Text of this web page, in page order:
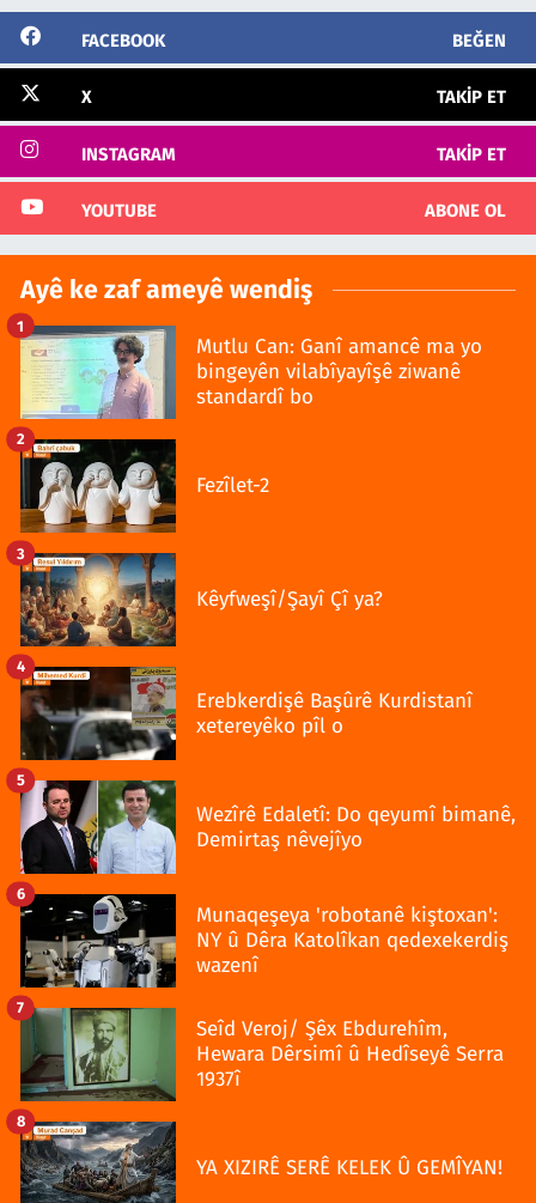
FACEBOOK BEĞEN
X TAKIP ET
INSTAGRAM TAKIP ET
YOUTUBE ABONE OL
Ayê ke zaf ameyê wendiş
Mutlu Can: Ganî amancê ma yo
bingeyên vilabîyayîşê ziwanê
standardî bo
1
Fezîlet-2
2
Kêyfweşî/Şayî Çî ya?
3
Erebkerdişê Başûrê Kurdistanî
xetereyêko pîl o
4
Wezîrê Edaletî: Do qeyumî bimanê,
Demirtaş nêvejîyo
5
Munaqeşeya 'robotanê kiştoxan':
NY û Dêra Katolîkan qedexekerdiş
wazenî
6
Seîd Veroj/ Şêx Ebdurehîm,
Hewara Dêrsimî û Hedîseyê Serra
1937î
7
YA XIZIRÊ SERÊ KELEK Û GEMÎYAN!
8